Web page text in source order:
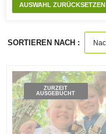
AUSWAHL ZURÜCKSETZEN
SORTIEREN NACH :
ZURZEIT
AUSGEBUCHT